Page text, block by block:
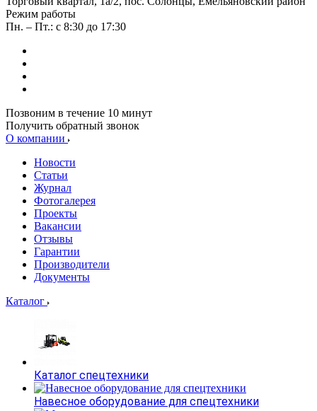
Режим работы
Пн. – Пт.: с 8:30 до 17:30
Позвоним в течение 10 минут
Получить обратный звонок
О компании
Новости
Статьи
Журнал
Фотогалерея
Проекты
Вакансии
Отзывы
Гарантии
Производители
Документы
Каталог
Каталог спецтехники
Навесное оборудование для спецтехники